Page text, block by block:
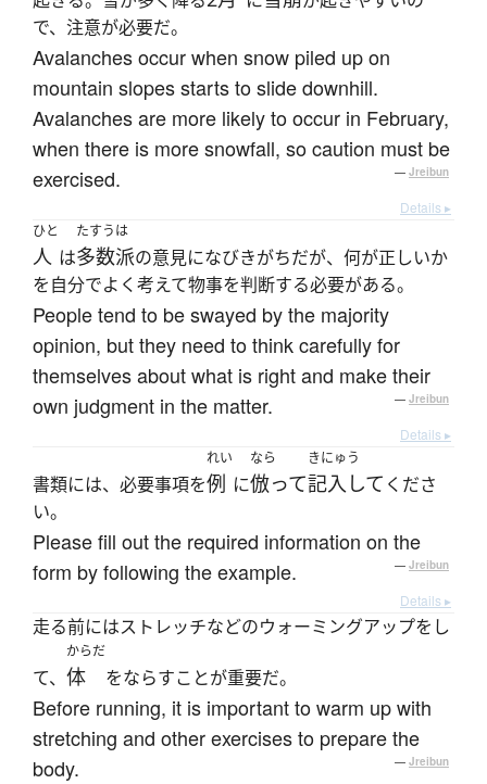
で、注意が必要だ。
Avalanches occur when snow piled up on
mountain slopes starts to slide downhill.
Avalanches are more likely to occur in February,
when there is more snowfall, so caution must be
exercised.
— Jreibun
Details ▸
ひと
人 は
たすうは
多数派の意見になびきがちだが、何が正しいか
を自分でよく考えて物事を判断する必要がある。
People tend to be swayed by the majority
opinion, but they need to think carefully for
themselves about what is right and make their
own judgment in the matter.
— Jreibun
Details ▸
書類には、必要事項を
れい
例 に
なら
倣って
きにゅう
記入して くださ
い。
Please fill out the required information on the
form by following the example.
— Jreibun
Details ▸
走る前にはストレッチなどのウォーミングアップをし
て、
からだ
体 をならすことが重要だ。
Before running, it is important to warm up with
stretching and other exercises to prepare the
body.
— Jreibun